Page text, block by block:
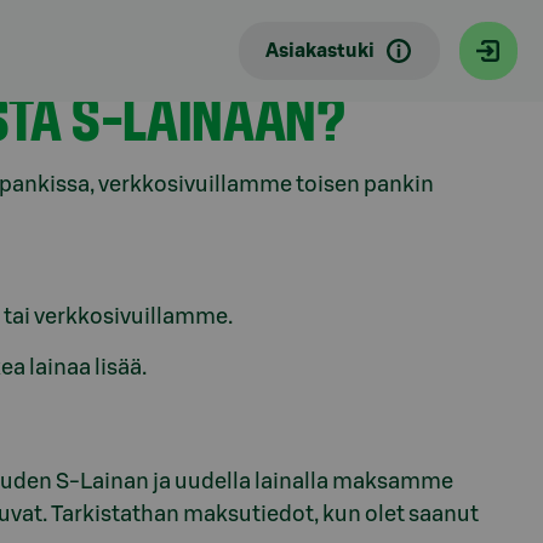
Asiakastuki
S-LAINAAN?
verkkosivuillamme toisen pankin
verkkosivuillamme.
lainaa lisää.
S-Lainan ja uudella lainalla maksamme
Tarkistathan maksutiedot, kun olet saanut